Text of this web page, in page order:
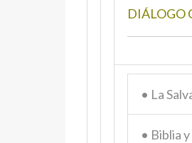
DIÁLOGO
• La
• Biblia